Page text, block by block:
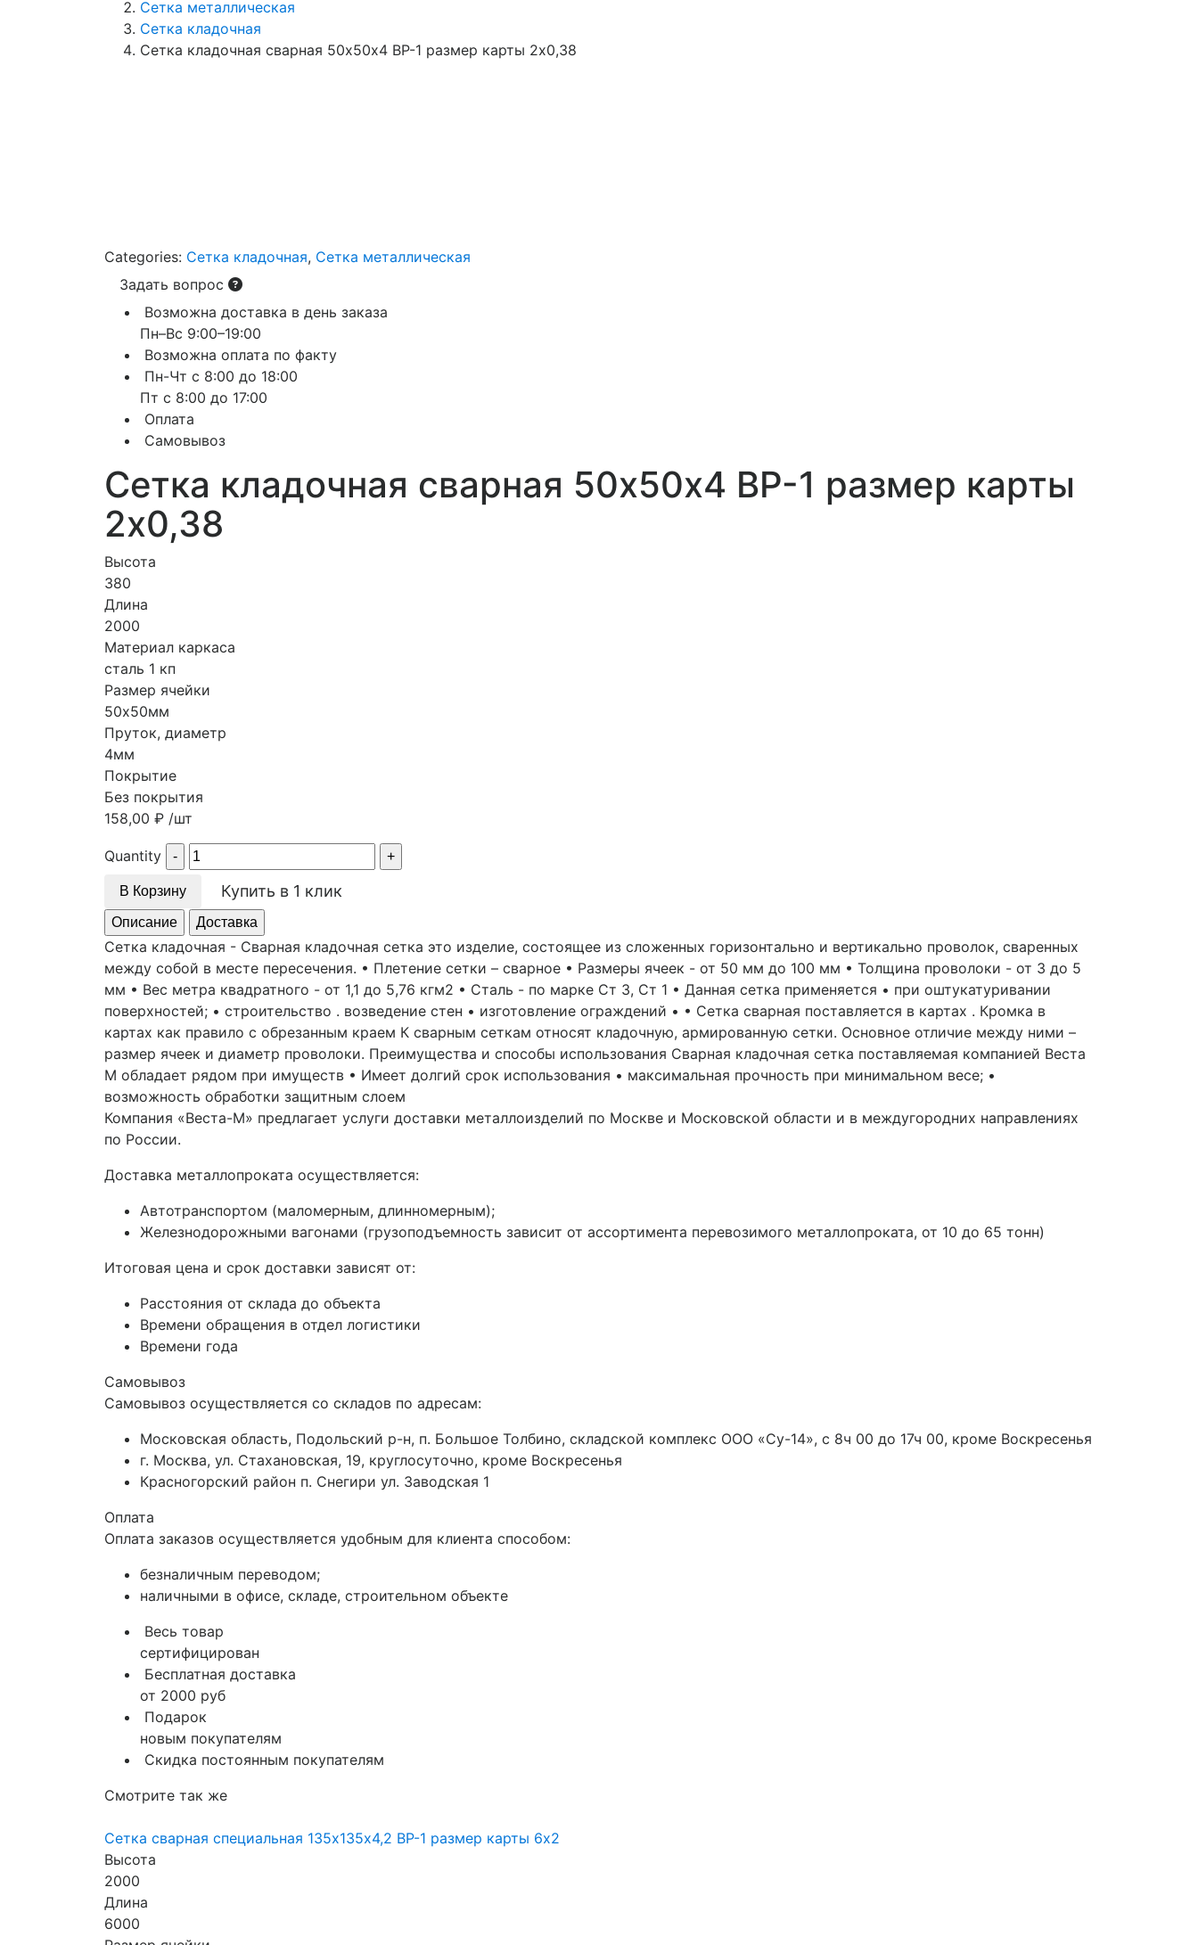
Сетка металлическая
Сетка кладочная
Сетка кладочная сварная 50х50х4 ВР-1 размер карты 2х0,38
Categories: Сетка кладочная, Сетка металлическая
Задать вопрос
Возможна доставка в день заказа
Пн–Вс 9:00–19:00
Возможна оплата по факту
Пн-Чт с 8:00 до 18:00
Пт с 8:00 до 17:00
Оплата
Самовывоз
Сетка кладочная сварная 50х50х4 ВР-1 размер карты
2х0,38
Высота
380
Длина
2000
Материал каркаса
сталь 1 кп
Размер ячейки
50х50мм
Пруток, диаметр
4мм
Покрытие
Без покрытия
158,00 ₽ /шт
Quantity
В Корзину Купить в 1 клик
Описание Доставка
Сетка кладочная - Сварная кладочная сетка это изделие, состоящее из сложенных горизонтально и вертикально проволок, сваренных
между собой в месте пересечения. • Плетение сетки – сварное • Размеры ячеек - от 50 мм до 100 мм • Толщина проволоки - от 3 до 5
мм • Вес метра квадратного - от 1,1 до 5,76 кгм2 • Сталь - по марке Ст 3, Ст 1 • Данная сетка применяется • при оштукатуривании
поверхностей; • строительство . возведение стен • изготовление ограждений • • Сетка сварная поставляется в картах . Кромка в
картах как правило с обрезанным краем К сварным сеткам относят кладочную, армированную сетки. Основное отличие между ними –
размер ячеек и диаметр проволоки. Преимущества и способы использования Сварная кладочная сетка поставляемая компанией Веста
М обладает рядом при имуществ • Имеет долгий срок использования • максимальная прочность при минимальном весе; •
возможность обработки защитным слоем
Компания «Веста-М» предлагает услуги доставки металлоизделий по Москве и Московской области и в междугородних направлениях
по России.
Доставка металлопроката осуществляется:
Автотранспортом (маломерным, длинномерным);
Железнодорожными вагонами (грузоподъемность зависит от ассортимента перевозимого металлопроката, от 10 до 65 тонн)
Итоговая цена и срок доставки зависят от:
Расстояния от склада до объекта
Времени обращения в отдел логистики
Времени года
Самовывоз
Самовывоз осуществляется со складов по адресам:
Московская область, Подольский р-н, п. Большое Толбино, складской комплекс ООО «Су-14», с 8ч 00 до 17ч 00, кроме Воскресенья
г. Москва, ул. Стахановская, 19, круглосуточно, кроме Воскресенья
Красногорский район п. Снегири ул. Заводская 1
Оплата
Оплата заказов осуществляется удобным для клиента способом:
безналичным переводом;
наличными в офисе, складе, строительном объекте
Весь товар
сертифицирован
Бесплатная доставка
от 2000 руб
Подарок
новым покупателям
Скидка постоянным покупателям
Смотрите так же
Сетка сварная специальная 135х135х4,2 ВР-1 размер карты 6х2
Высота
2000
Длина
6000